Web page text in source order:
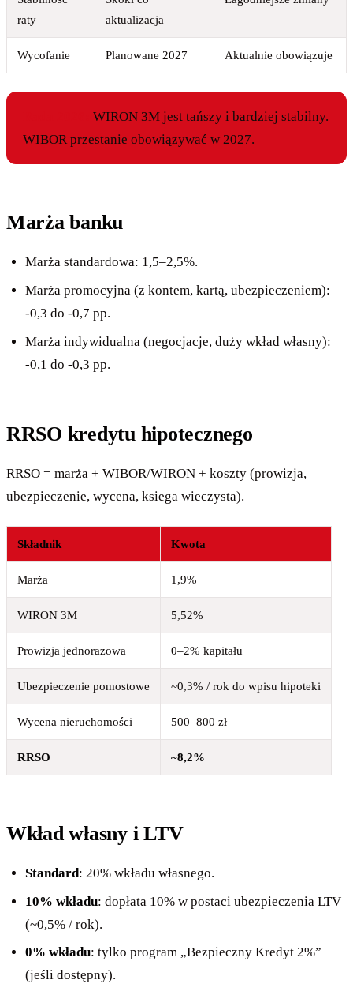
raty
aktualizacja
Wycofanie Planowane 2027 Aktualnie obowiązuje
WIRON 3M jest tańszy i bardziej stabilny.
WIBOR przestanie obowiązywać w 2027.
Marża banku
Marża standardowa: 1,5–2,5%.
Marża promocyjna (z kontem, kartą, ubezpieczeniem):
-0,3 do -0,7 pp.
Marża indywidualna (negocjacje, duży wkład własny):
-0,1 do -0,3 pp.
RRSO kredytu hipotecznego
RRSO = marża + WIBOR/WIRON + koszty (prowizja,
ubezpieczenie, wycena, ksiega wieczysta).
Składnik Kwota
Marża 1,9%
WIRON 3M 5,52%
Prowizja jednorazowa 0–2% kapitału
Ubezpieczenie pomostowe ~0,3% / rok do wpisu hipoteki
Wycena nieruchomości 500–800 zł
RRSO ~8,2%
Wkład własny i LTV
Standard: 20% wkładu własnego.
10% wkładu: dopłata 10% w postaci ubezpieczenia LTV
(~0,5% / rok).
0% wkładu: tylko program „Bezpieczny Kredyt 2%”
(jeśli dostępny).